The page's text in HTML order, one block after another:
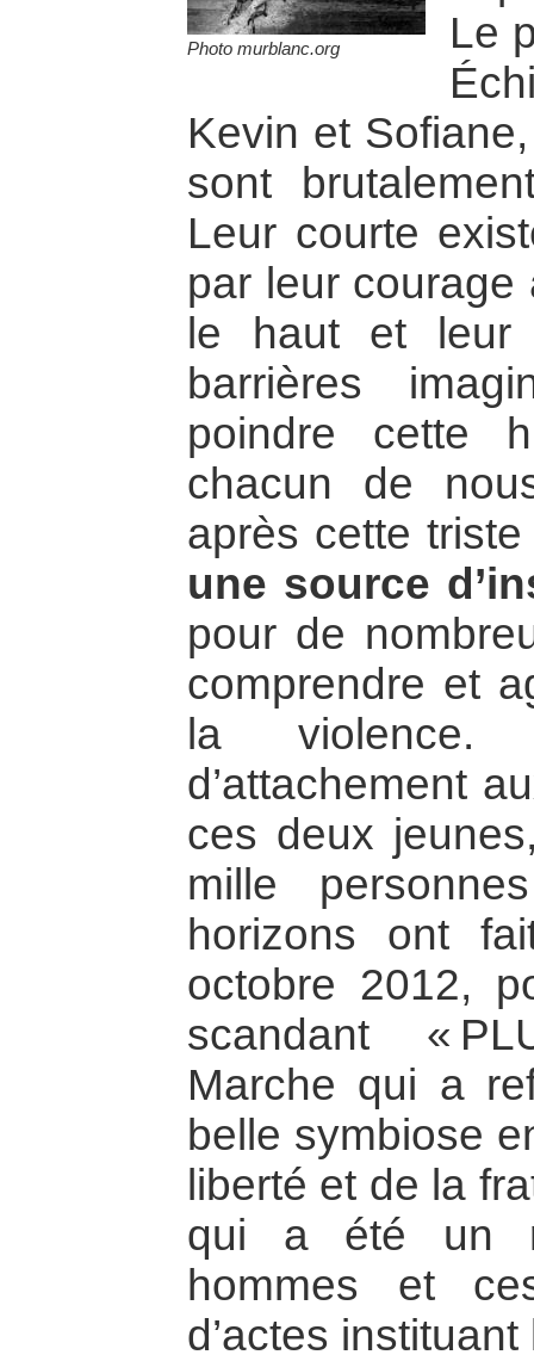
Photo murblanc.org
Le
Kevin et
sont
Leur courte
par leur courage
le haut et leur
barrières
poindre cette
chacun de
après cette
une source
pour de
comprendre et
la violence.
d’attachement
ces deux
mille
horizons ont
octobre 2012,
scandant «
Marche qui a
belle symbiose
liberté et de la
qui a été un
hommes et
d’actes instituant